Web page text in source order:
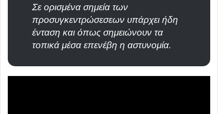
Σε ορισμένα σημεία των
προσυγκεντρώσεσεων υπάρχει ήδη
ένταση και όπως σημειώνουν τα
τοπικά μέσα επενέβη η αστυνομία.